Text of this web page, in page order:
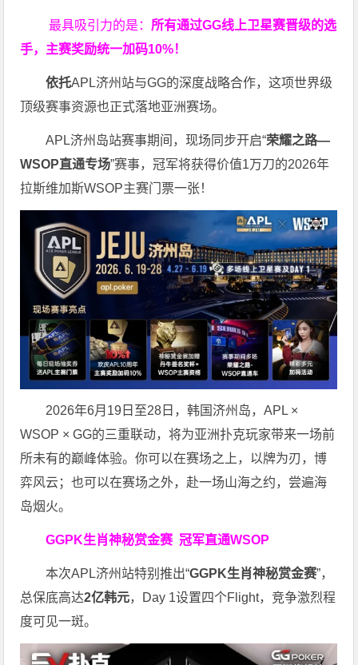
最具吸引力的是：所有通过GG线上卫星赛晋级的选
手，主赛奖励统一加码10%！
依托APL济州站与GG的深度战略合作，这项世界级
顶级赛事资源也正式落地亚洲赛场。
APL济州岛站赛事期间，现场同步开启“荣耀之路—
WSOP直通专场”赛事，冠军将获得价值1万刀的2026年
拉斯维加斯WSOP主赛门票一张！
2026年6月19日至28日，韩国济州岛，APL ×
WSOP × GG的三重联动，将为亚洲扑克玩家带来一场前
所未有的巅峰体验。你可以在赛场之上，以牌为刃，博
弈风云；也可以在赛场之外，赴一场山海之约，尝遍海
岛烟火。
GGPK生肖神秘赏金赛冠军直通WSOP
本次APL济州站特别推出“GGPK生肖神秘赏金赛”，
总保底高达2亿韩元，Day 1设置四个Flight，竞争激烈程
度可见一斑。